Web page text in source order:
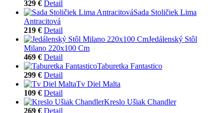
329 € Detail
Sada Stoličiek Lima
Antracitová
219 € Detail
Jedálenský Stôl
Milano 220x100 Cm
469 € Detail
Taburetka Fantastico
299 € Detail
Tv Diel Malta
109 € Detail
Kreslo Ušiak Chandler
269 € Detail